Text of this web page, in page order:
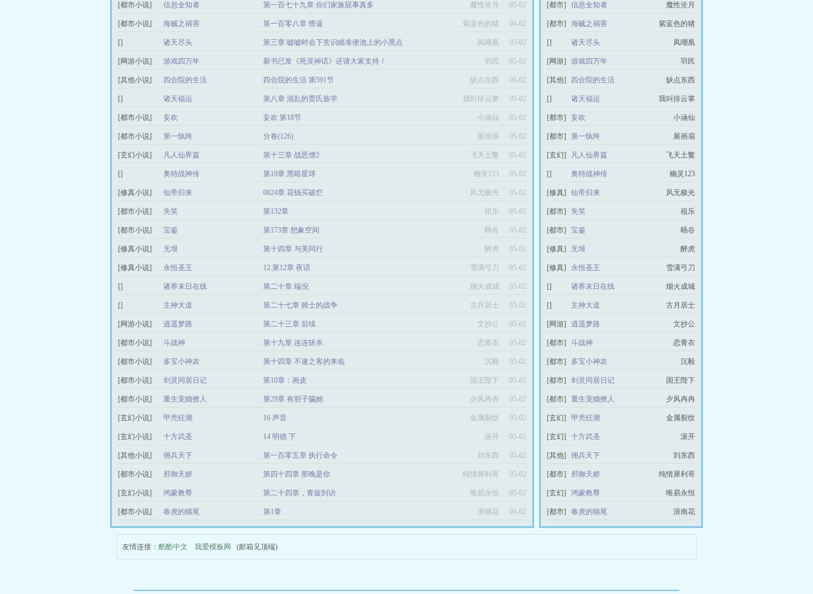
[都市小说] 信息全知者 第一百七十九章 你们家族屁事真多 魔性沧月 05-02
[都市小说] 海贼之祸害 第一百零八章 懵逼 紫蓝色的猪 05-02
[] 诸天尽头 第三章 嘘嘘时会下意识瞄准便池上的小黑点 凤嘲凰 05-02
[网游小说] 游戏四万年 新书已发《死灵神话》还请大家支持！ 羽民 05-02
[其他小说] 四合院的生活 四合院的生活 第591节 缺点东西 05-02
[] 诸天福运 第八章 混乱的贾氏族学 我叫排云掌 05-02
[都市小说] 妄欢 妄欢 第18节 小涵仙 05-02
[都市小说] 第一纨绔 分卷(126) 展画扇 05-02
[玄幻小说] 凡人仙界篇 第十三章 战恶僧2 飞天土鳖 05-02
[] 奥特战神传 第19章 黑暗星球 幽灵123 05-02
[修真小说] 仙帝归来 0024章 花钱买破烂 风无极光 05-02
[都市小说] 失笑 第132章 祖乐 05-02
[都市小说] 宝鉴 第173章 想象空间 旸谷 05-02
[修真小说] 无垠 第十四章 与美同行 醉虎 05-02
[修真小说] 永恒圣王 12.第12章 夜话 雪满弓刀 05-02
[] 诸界末日在线 第二十章 端倪 烟火成城 05-02
[] 主神大道 第二十七章 骑士的战争 古月居士 05-02
[网游小说] 逍遥梦路 第二十三章 后续 文抄公 05-02
[都市小说] 斗战神 第十九章 连连斩杀 恋青衣 05-02
[都市小说] 多宝小神农 第十四章 不速之客的来临 沉毅 05-02
[都市小说] 剑灵同居日记 第10章：画皮 国王陛下 05-02
[都市小说] 重生宠婚撩人 第29章 有胆子骗她 夕风冉冉 05-02
[玄幻小说] 甲壳狂潮 16 声音 金属裂纹 05-02
[玄幻小说] 十方武圣 14 明德 下 滚开 05-02
[其他小说] 佣兵天下 第一百零五章 执行命令 刘东西 05-02
[都市小说] 邪御天娇 第四十四章 那晚是你 纯情犀利哥 05-02
[玄幻小说] 鸿蒙教尊 第二十四章，青旋到访 唯易永恒 05-02
[都市小说] 春虎的猫尾 第1章 浪南花 05-02
[都市] 信息全知者 魔性沧月
[都市] 海贼之祸害 紫蓝色的猪
[] 诸天尽头 凤嘲凰
[网游] 游戏四万年 羽民
[其他] 四合院的生活 缺点东西
[] 诸天福运 我叫排云掌
[都市] 妄欢 小涵仙
[都市] 第一纨绔 展画扇
[玄幻] 凡人仙界篇 飞天土鳖
[] 奥特战神传 幽灵123
[修真] 仙帝归来 风无极光
[都市] 失笑 祖乐
[都市] 宝鉴 旸谷
[修真] 无垠 醉虎
[修真] 永恒圣王 雪满弓刀
[] 诸界末日在线 烟火成城
[] 主神大道 古月居士
[网游] 逍遥梦路 文抄公
[都市] 斗战神 恋青衣
[都市] 多宝小神农 沉毅
[都市] 剑灵同居日记 国王陛下
[都市] 重生宠婚撩人 夕风冉冉
[玄幻] 甲壳狂潮 金属裂纹
[玄幻] 十方武圣 滚开
[其他] 佣兵天下 刘东西
[都市] 邪御天娇 纯情犀利哥
[玄幻] 鸿蒙教尊 唯易永恒
[都市] 春虎的猫尾 浪南花
友情连接： 酷酷中文 我爱模板网 (邮箱见顶端)